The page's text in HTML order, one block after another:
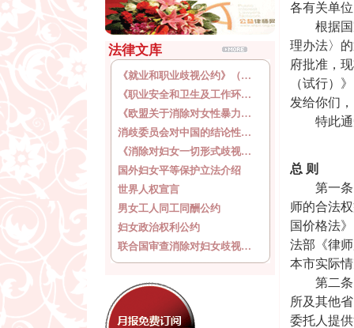
法律文库
《就业和职业歧视公约》（…
《职业安全和卫生及工作环…
《欧盟关于消除对女性暴力…
消歧委员会对中国的结论性…
《消除对妇女一切形式歧视…
国外妇女平等保护立法介绍
世界人权宣言
男女工人同工同酬公约
妇女政治权利公约
联合国审查消除对妇女歧视…
各有关单
根据国家
理办法〉
府批准，
（试行）
发给你们
特此通
总 则
第一条
师的合法
国价格法
法部《律
本市实际
第二条
所及其他
委托人提